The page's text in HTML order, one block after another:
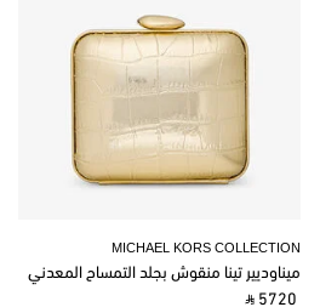
MICHAEL KORS COLLECTION
ميناوديير تينا منقوش بجلد التمساح المعدني
‎ ⃁ 5720 ‎